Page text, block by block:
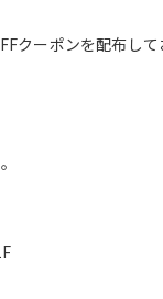
クーポンを配布し